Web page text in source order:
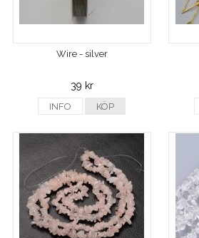
Wire - silver
39 kr
INFO KÖP